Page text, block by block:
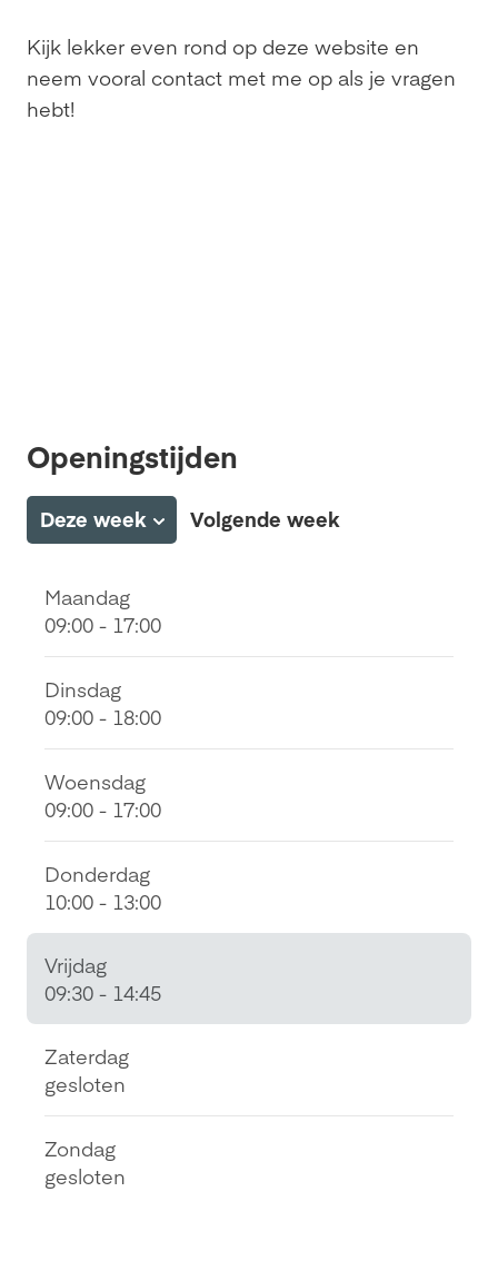
Kijk lekker even rond op deze website en
neem vooral contact met me op als je vragen
hebt!
Openingstijden
Deze week Volgende week
Maandag
09:00 - 17:00
Dinsdag
09:00 - 18:00
Woensdag
09:00 - 17:00
Donderdag
10:00 - 13:00
Vrijdag
09:30 - 14:45
Zaterdag
gesloten
Zondag
gesloten